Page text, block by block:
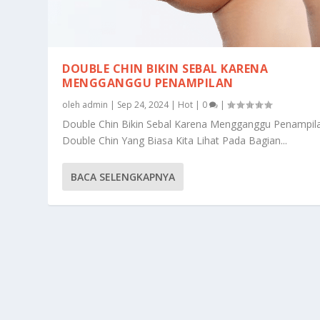
DOUBLE CHIN BIKIN SEBAL KARENA
MENGGANGGU PENAMPILAN
oleh admin | Sep 24, 2024| Hot | 0 |
Double Chin Bikin Sebal Karena Mengganggu
Double Chin Yang Biasa Kita Lihat Pada Bagian...
BACA SELENGKAPNYA